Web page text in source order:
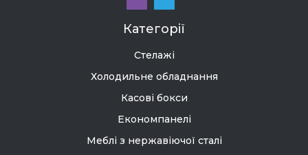
Категорії
Стелажі
Холодильне обладнання
Касові бокси
Економпанелі
Меблі з нержавіючої сталі